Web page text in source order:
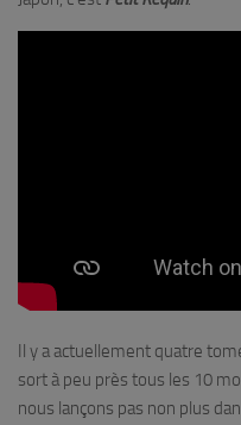
Il y a actuellement quatre
sort à peu près tous les 10
nous lançons pas non plus